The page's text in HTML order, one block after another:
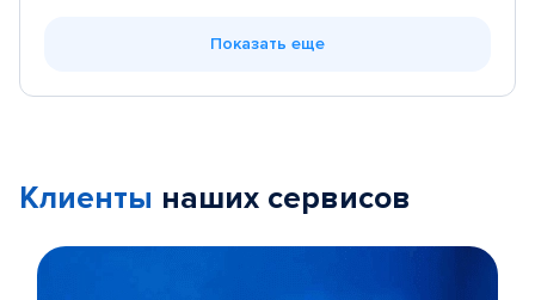
Показать еще
Клиенты наших сервисов